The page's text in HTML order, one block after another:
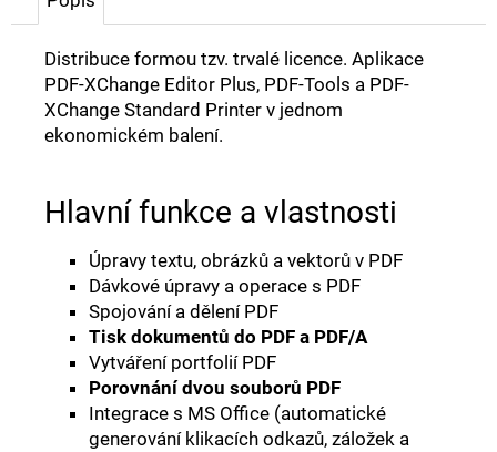
Distribuce formou tzv. trvalé licence. Aplikace
PDF-XChange Editor Plus, PDF-Tools a PDF-
XChange Standard Printer v jednom
ekonomickém balení.
Hlavní funkce a vlastnosti
Úpravy textu, obrázků a vektorů v PDF
Dávkové úpravy a operace s PDF
Spojování a dělení PDF
Tisk dokumentů do PDF a PDF/A
Vytváření portfolií PDF
Porovnání dvou souborů PDF
Integrace s MS Office (automatické
generování klikacích odkazů, záložek a
e
m